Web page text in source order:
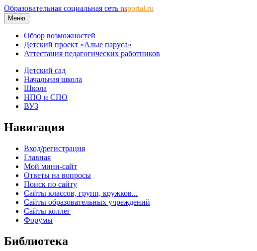
Образовательная социальная сеть nsportal.ru
Меню
Обзор возможностей
Детский проект «Алые паруса»
Аттестация педагогических работников
Детский сад
Начальная школа
Школа
НПО и СПО
ВУЗ
Навигация
Вход/регистрация
Главная
Мой мини-сайт
Ответы на вопросы
Поиск по сайту
Сайты классов, групп, кружков...
Сайты образовательных учреждений
Сайты коллег
Форумы
Библиотека